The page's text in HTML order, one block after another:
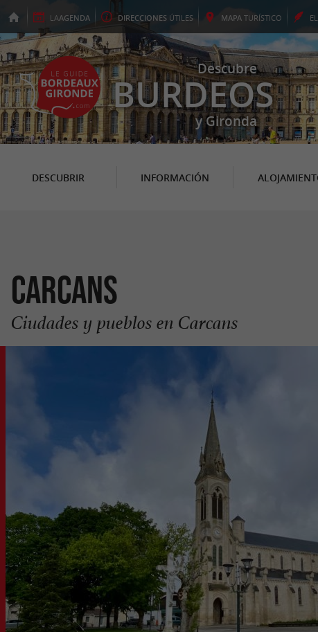
LAAGENDA DIRECCIONES ÚTILES MAPA TURÍSTICO EL
Descubre
BURDEOS
y Gironda
DESCUBRIR INFORMACIÓN
Carcans
Ciudades y pueblos en Carcans